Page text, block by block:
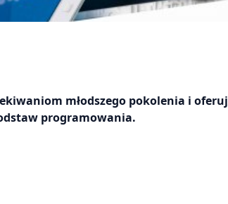
młodszego pokolenia i
programowania.